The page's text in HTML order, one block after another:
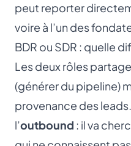
peut reporter
voire à l’un des
BDR ou SDR : quelle
Les deux rôles
(générer du pipeline)
provenance des
l’outbound : il va